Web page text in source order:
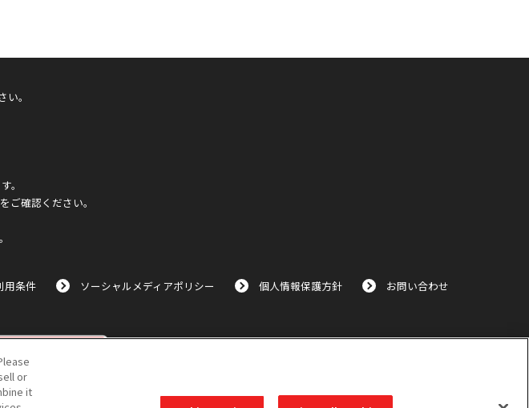
。
。
をご確認ください。
用条件 ソーシャルメディアポリシー 個人情報保護方針 お問い合わせ
or
it